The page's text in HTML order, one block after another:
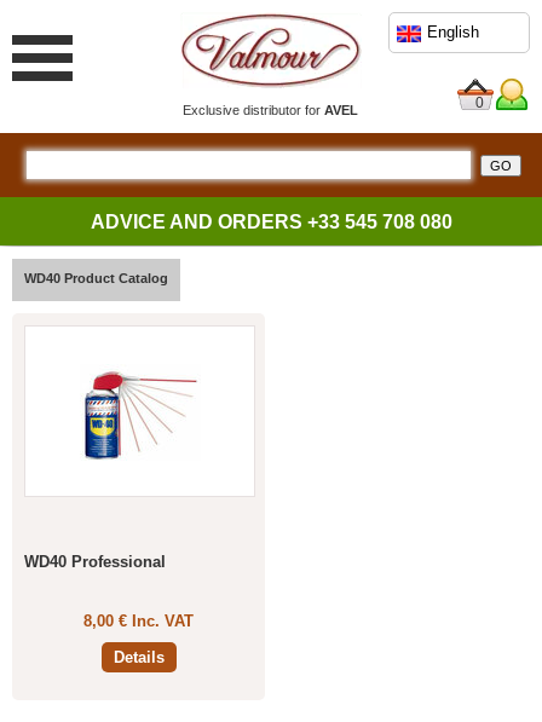
Exclusive distributor forAVEL
English
0
ADVICE AND ORDERS +33 545 708 080
WD40 Product Catalog
WD40 Professional
8,00 € Inc. VAT
Details